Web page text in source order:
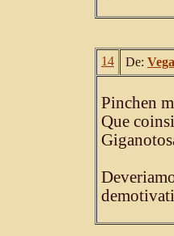
14 De: Vega
Pinchen
Que